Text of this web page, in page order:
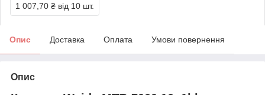
1 007,70 ₴ від 10 шт.
Опис Доставка Оплата Умови повернення
Опис